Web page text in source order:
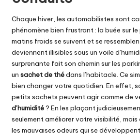
Chaque hiver, les automobilistes sont
phénomène bien frustrant : la buée sur
matins froids se suivent et se
deviennent illisibles sous un voile
surprenante fait son chemin sur les
un sachet de thédans l’habitacle. Ce
bien changer votre quotidien. En effet,
petits sachets peuvent agir comme de
d’humidité? En les plaçant
seulement améliorer votre visibilité,
les mauvaises odeurs qui se